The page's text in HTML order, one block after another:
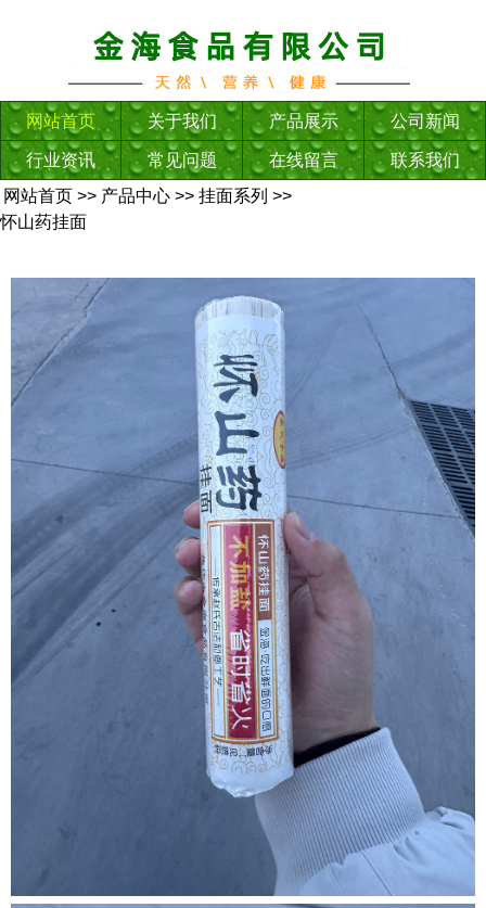
网站首页 关于我们 产品展示 公司新闻
行业资讯 常见问题 在线留言
联系我们
网站首页 >> 产品中心 >> 挂面系列 >>
怀山药挂面